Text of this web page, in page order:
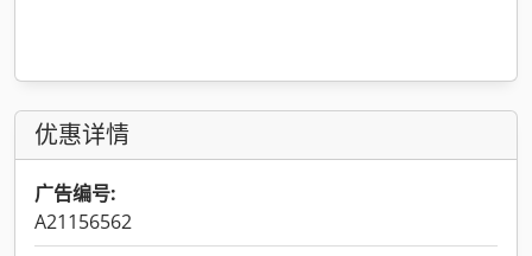
优惠详情
广告编号:
A21156562